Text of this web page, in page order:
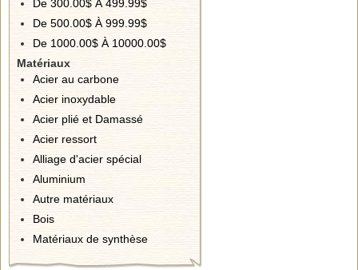
De 300.00$ À 499.99$
De 500.00$ À 999.99$
De 1000.00$ À 10000.00$
Matériaux
Acier au carbone
Acier inoxydable
Acier plié et Damassé
Acier ressort
Alliage d'acier spécial
Aluminium
Autre matériaux
Bois
Matériaux de synthèse